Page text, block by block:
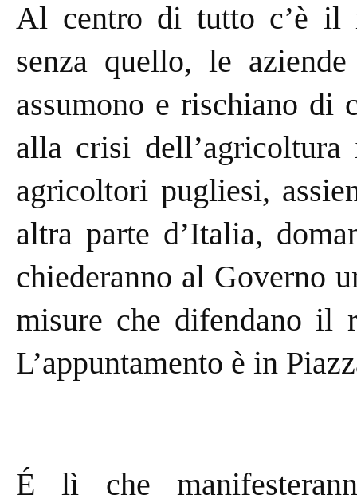
Al centro di tutto c’è il
senza quello, le
assumono e rischiano di
alla crisi
agricoltori pugliesi,
altra parte d’Italia,
chiederanno al Governo
misure che difendano il
L’appuntamento è in
É lì che